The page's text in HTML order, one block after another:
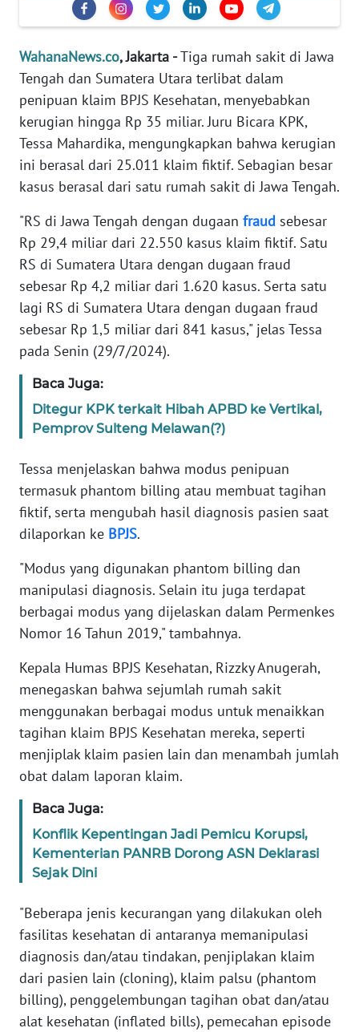
WahanaNews.co, Jakarta -Tiga rumah sakit di Jawa
Tengah dan Sumatera Utara terlibat dalam
penipuan klaim BPJS Kesehatan, menyebabkan
kerugian hingga Rp 35 miliar. Juru Bicara KPK,
Tessa Mahardika, mengungkapkan bahwa kerugian
ini berasal dari 25.011 klaim fiktif. Sebagian besar
kasus berasal dari satu rumah sakit di Jawa Tengah.
"RS di Jawa Tengah dengan dugaan fraud sebesar
Rp 29,4 miliar dari 22.550 kasus klaim fiktif. Satu
RS di Sumatera Utara dengan dugaan fraud
sebesar Rp 4,2 miliar dari 1.620 kasus. Serta satu
lagi RS di Sumatera Utara dengan dugaan fraud
sebesar Rp 1,5 miliar dari 841 kasus," jelas Tessa
pada Senin (29/7/2024).
Baca Juga:
Ditegur KPK terkait Hibah APBD ke Vertikal,
Pemprov Sulteng Melawan(?)
Tessa menjelaskan bahwa modus penipuan
termasuk phantom billing atau membuat tagihan
fiktif, serta mengubah hasil diagnosis pasien saat
dilaporkan ke BPJS.
"Modus yang digunakan phantom billing dan
manipulasi diagnosis. Selain itu juga terdapat
berbagai modus yang dijelaskan dalam Permenkes
Nomor 16 Tahun 2019," tambahnya.
Kepala Humas BPJS Kesehatan, Rizzky Anugerah,
menegaskan bahwa sejumlah rumah sakit
menggunakan berbagai modus untuk menaikkan
tagihan klaim BPJS Kesehatan mereka, seperti
menjiplak klaim pasien lain dan menambah jumlah
obat dalam laporan klaim.
Baca Juga:
Konflik Kepentingan Jadi Pemicu Korupsi,
Kementerian PANRB Dorong ASN Deklarasi
Sejak Dini
"Beberapa jenis kecurangan yang dilakukan oleh
fasilitas kesehatan di antaranya memanipulasi
diagnosis dan/atau tindakan, penjiplakan klaim
dari pasien lain (cloning), klaim palsu (phantom
billing), penggelembungan tagihan obat dan/atau
alat kesehatan (inflated bills), pemecahan episode
Informasi
INDEKS
BERITA
KONTAK
KAMI
INFO
IKLAN
KAMI
PEDOMAN
SIBER
REDAKSI
KARIR
DISCLAIMER
Wahana
News
Regional
WN
WN
JAKARTA
WN
JABAR
WN
BANTEN
WN
WN
KEPRI
WN
PAPUA